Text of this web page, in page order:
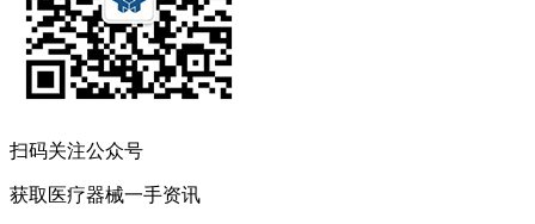
扫码关注公众号
获取医疗器械一手资讯